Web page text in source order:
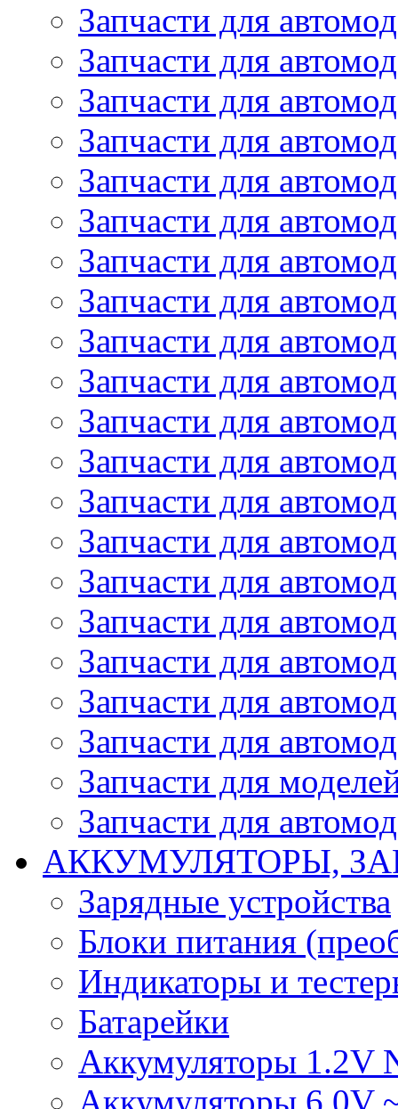
Запчасти для
Запчасти для
Запчасти для
Запчасти для
Запчасти для
Запчасти для
Запчасти для
Запчасти для
Запчасти для
Запчасти для
Запчасти для
Запчасти для
Запчасти для
Запчасти для
Запчасти для
Запчасти для
Запчасти для
Запчасти для
Запчасти для
Запчасти для
Запчасти для
АККУМУЛЯТОРЫ,
Зарядные устройства
Блоки питания
Индикаторы и
Батарейки
Аккумуляторы 1.2V